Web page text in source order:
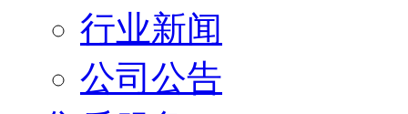
行业新闻
公司公告